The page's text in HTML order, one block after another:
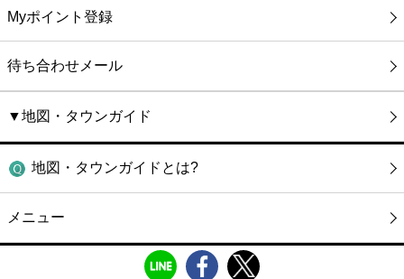
Myポイント登録
待ち合わせメール
▼地図・タウンガイド
地図・タウンガイドとは?
メニュー